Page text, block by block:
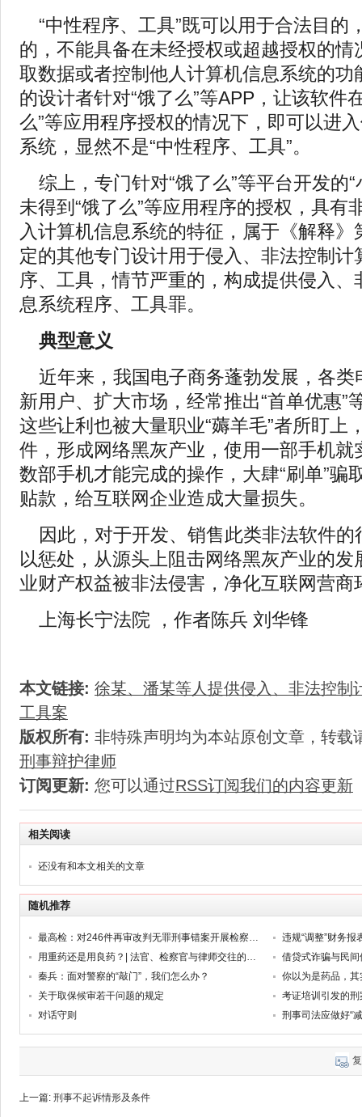
“中性程序、工具”既可以用于合法目的
的，不能具备在未经授权或超越授权的情
取数据或者控制他人计算机信息系统的功
的设计者针对“饿了么”等APP，让该软件
么”等应用程序授权的情况下，即可以进
系统，显然不是“中性程序、工具”。
综上，专门针对“饿了么”等平台开发的
未得到“饿了么”等应用程序的授权，具有
入计算机信息系统的特征，属于《解释》
定的其他专门设计用于侵入、非法控制计
序、工具，情节严重的，构成提供侵入、
息系统程序、工具罪。
典型意义
近年来，我国电子商务蓬勃发展，各类
新用户、扩大市场，经常推出“首单优惠”
这些让利也被大量职业“薅羊毛”者所盯上
件，形成网络黑灰产业，使用一部手机就
数部手机才能完成的操作，大肆“刷单”骗
贴款，给互联网企业造成大量损失。
因此，对于开发、销售此类非法软件
以惩处，从源头上阻击网络黑灰产业的发
业财产权益被非法侵害，净化互联网营商
上海长宁法院 ，作者陈兵 刘华锋
本文链接: 徐某、潘某等人提供侵入、非法控制
工具案
版权所有: 非特殊声明均为本站原创文章，转载
刑事辩护律师
订阅更新: 您可以通过RSS订阅我们的内容更新
相关阅读
还没有和本文相关的文章
随机推荐
最高检：对246件再审改判无罪刑事错案开展检察环节追责
用重药还是用良药？| 法官、检察官与律师交往的尺度
借贷式诈骗与民
秦兵：面对警察的“敲门”，我们怎么办？
关于取保候审若干问题的规定
对话守则
刑事司法应做好“
上一篇: 刑事不起诉情形及条件